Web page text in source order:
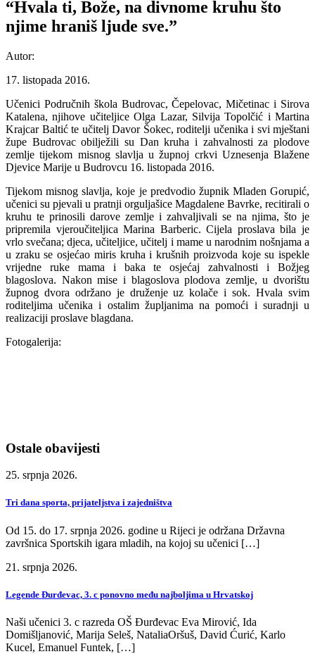
“Hvala ti, Bože, na divnome kruhu što
njime hraniš ljude sve.”
Autor:
17. listopada 2016.
Učenici Područnih škola Budrovac, Čepelovac, Mičetinac i Sirova
Katalena, njihove učiteljice Olga Lazar, Silvija Topolčić i Martina
Krajcar Baltić te učitelj Davor Šokec, roditelji učenika i svi mještani
župe Budrovac obilježili su Dan kruha i zahvalnosti za plodove
zemlje tijekom misnog slavlja u župnoj crkvi Uznesenja Blažene
Djevice Marije u Budrovcu 16. listopada 2016.
Tijekom misnog slavlja, koje je predvodio župnik Mladen Gorupić,
učenici su pjevali u pratnji orguljašice Magdalene Bavrke, recitirali o
kruhu te prinosili darove zemlje i zahvaljivali se na njima, što je
pripremila vjeroučiteljica Marina Barberic. Cijela proslava bila je
vrlo svečana; djeca, učiteljice, učitelj i mame u narodnim nošnjama a
u zraku se osjećao miris kruha i krušnih proizvoda koje su ispekle
vrijedne ruke mama i baka te osjećaj zahvalnosti i Božjeg
blagoslova. Nakon mise i blagoslova plodova zemlje, u dvorištu
župnog dvora održano je druženje uz kolače i sok. Hvala svim
roditeljima učenika i ostalim župljanima na pomoći i suradnji u
realizaciji proslave blagdana.
Fotogalerija:
Ostale obavijesti
25. srpnja 2026.
Tri dana sporta, prijateljstva i zajedništva
Od 15. do 17. srpnja 2026. godine u Rijeci je održana Državna
završnica Sportskih igara mladih, na kojoj su učenici […]
21. srpnja 2026.
Legende Đurđevac, 3. c ponovno među najboljima u Hrvatskoj
Naši učenici 3. c razreda OŠ Đurđevac Eva Mirović, Ida
Domišljanović, Marija Seleš, NataliaOršuš, David Ćurić, Karlo
Kucel, Emanuel Funtek, […]